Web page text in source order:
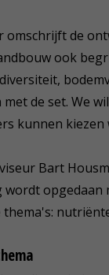
omschrijft de
ook
de set. We
kunnen kiezen
Bart
opgedaan